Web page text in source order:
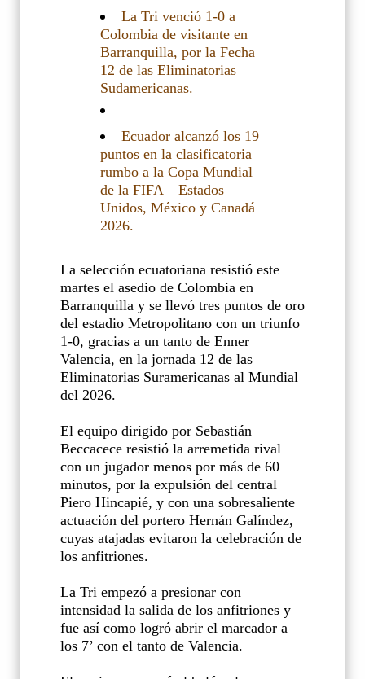
La Tri venció 1-0 a
Colombia de visitante en
Barranquilla, por la Fecha
12 de las Eliminatorias
Sudamericanas.
Ecuador alcanzó los 19
puntos en la clasificatoria
rumbo a la Copa Mundial
de la FIFA – Estados
Unidos, México y Canadá
2026.
La selección ecuatoriana resistió este
martes el asedio de Colombia en
Barranquilla y se llevó tres puntos de oro
del estadio Metropolitano con un triunfo
1-0, gracias a un tanto de Enner
Valencia, en la jornada 12 de las
Eliminatorias Suramericanas al Mundial
del 2026.
El equipo dirigido por Sebastián
Beccacece resistió la arremetida rival
con un jugador menos por más de 60
minutos, por la expulsión del central
Piero Hincapié, y con una sobresaliente
actuación del portero Hernán Galíndez,
cuyas atajadas evitaron la celebración de
los anfitriones.
La Tri empezó a presionar con
intensidad la salida de los anfitriones y
fue así como logró abrir el marcador a
los 7’ con el tanto de Valencia.